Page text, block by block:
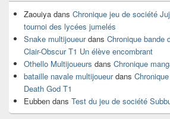
Zaouiya dans Chronique jeu de société
tournoi des lycées jumelés
Snake multijoueurdans Chronique bande
Clair-Obscur T1 Un élève encombrant
Othello Multijoueurs dans Chronique
bataille navale multijoueurdans
Death God T1
Eubben dans Test du jeu de société